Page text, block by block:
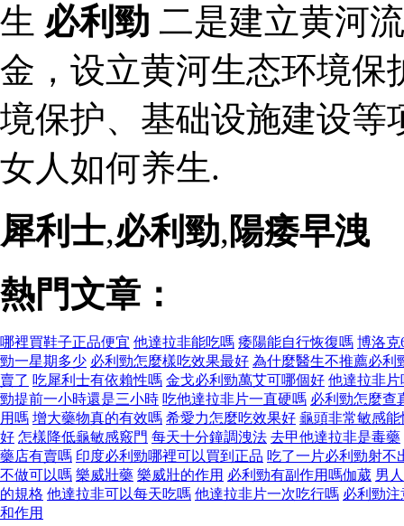
生 必利勁 二是建立黄河
金，设立黄河生态环境保
境保护、基础设施建设等
女人如何养生.
犀利士,必利勁, 陽痿早洩
熱門文章：
哪裡買鞋子正品便宜 他達拉非能吃嗎 痿陽能自行恢復嗎 博洛克
勁一星期多少 必利勁怎麼樣吃效果最好 為什麼醫生不推薦必利
賣了 吃犀利士有依賴性嗎 金戈必利勁萬艾可哪個好 他達拉非
勁提前一小時還是三小時 吃他達拉非片一直硬嗎 必利勁怎麼查
用嗎 增大藥物真的有效嗎 希愛力怎麼吃效果好 龜頭非常敏感能
好 怎樣降低龜敏感竅門 每天十分鐘調洩法 去甲他達拉非是毒藥
藥店有賣嗎 印度必利勁哪裡可以買到正品 吃了一片必利勁射不
不做可以嗎 樂威壯藥 樂威壯的作用 必利勁有副作用嗎伽葳 男
的規格 他達拉非可以每天吃嗎 他達拉非片一次吃行嗎 必利勁
和作用